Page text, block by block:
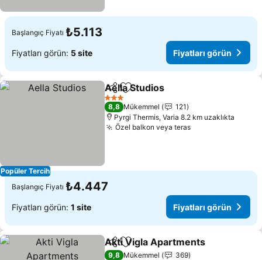
Başlangıç Fiyatı ₺5.113
Fiyatları görün: 5 site Fiyatları görün
Popüler Tercih
PaylaşFavorilerime ekle
Aella Studios
3 Yıldız
8,8 Mükemmel
121
Pyrgi Thermis, Varia 8.2 km uzaklıkta
Özel balkon veya terasFiyatları görün
Başlangıç Fiyatı ₺4.447
Fiyatları görün: 1 site Fiyatları görün
PaylaşFavorilerime ekle
Akti Vigla Apartments
9,8 Mükemmel
369